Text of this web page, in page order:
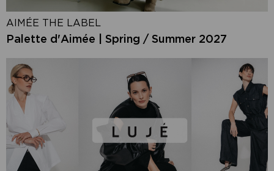
AIMÉE THE LABEL
Palette d'Aimée | Spring / Summer 2027